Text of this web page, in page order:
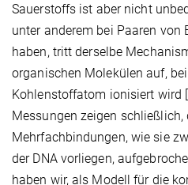
Sauerstoffs ist aber nicht
unter anderem bei Paaren von
haben, tritt derselbe
organischen Molekülen auf,
Kohlenstoffatom ionisiert wird
Messungen zeigen schließlich,
Mehrfachbindungen, wie sie
der DNA vorliegen,
haben wir, als Modell für die